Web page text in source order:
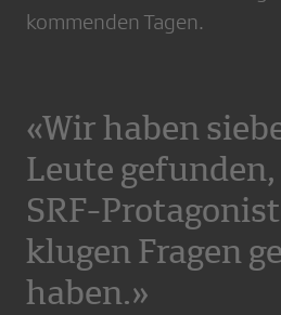
kommenden Tagen.
«Wir haben
Leute
SRF-
klugen Fragen
haben.»